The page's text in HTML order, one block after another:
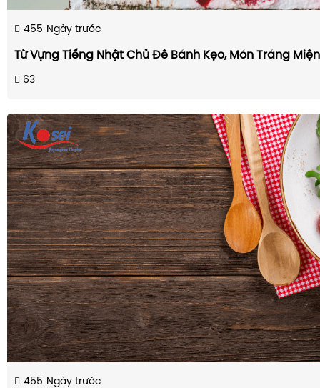
455 Ngày trước
Từ Vựng Tiếng Nhật Chủ Đề Bánh Kẹo, Món Tráng
63
455 Ngày trước